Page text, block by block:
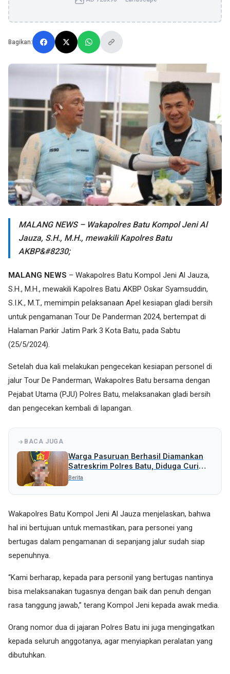
Bagikan:
MALANG NEWS – Wakapolres Batu Kompol Jeni Al
Jauza, S.H., M.H., mewakili Kapolres Batu
AKBP&#8230;
MALANG NEWS – Wakapolres Batu Kompol Jeni Al Jauza,
S.H., M.H., mewakili Kapolres Batu AKBP Oskar Syamsuddin,
S.I.K., M.T., memimpin pelaksanaan Apel kesiapan gladi bersih
untuk pengamanan Tour De Panderman 2024, bertempat di
Halaman Parkir Jatim Park 3 Kota Batu, pada Sabtu
(25/5/2024).
Setelah dua kali melakukan pengecekan kesiapan personel di
jalur Tour De Panderman, Wakapolres Batu bersama dengan
Pejabat Utama (PJU) Polres Batu, melaksanakan gladi bersih
dan pengecekan kembali di lapangan.
BACA JUGA
Warga Pasuruan Berhasil Diamankan
Satreskrim Polres Batu, Diduga Curi
Uang Rp 5 Juta
Berita
Wakapolres Batu Kompol Jeni Al Jauza menjelaskan, bahwa
hal ini bertujuan untuk memastikan, para personei yang
bertugas dalam pengamanan di sepanjang jalur sudah siap
sepenuhnya.
“Kami berharap, kepada para personil yang bertugas nantinya
bisa melaksanakan tugasnya dengan baik dan penuh dengan
rasa tanggung jawab,” terang Kompol Jeni kepada awak media.
Orang nomor dua di jajaran Polres Batu ini juga mengingatkan
kepada seluruh anggotanya, agar menyiapkan peralatan yang
dibutuhkan.